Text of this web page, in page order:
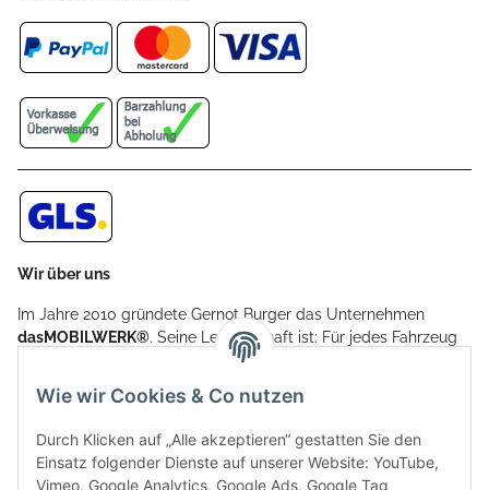
Wir über uns
Im Jahre 2010 gründete Gernot Burger das Unternehmen
dasMOBILWERK®. Seine Leidenschaft ist: Für jedes Fahrzeug
ein Car Cover anzubieten - passgenau und individuell.
Aufgrund der vielen positiven Kundenrückmeldungen kamen
weitere Produkte, wie Reifenschuhe, Hardtopständer hinzu.
Seine Reifenschoner werden in Deutschland produziert und
sind mit hochwertigen Techniken und Materialien gefertigt.
Wie wir Cookies & Co nutzen
Durch Klicken auf „Alle akzeptieren“ gestatten Sie den
Einsatz folgender Dienste auf unserer Website: YouTube,
Vimeo, Google Analytics, Google Ads, Google Tag